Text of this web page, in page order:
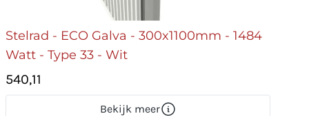
Stelrad - ECO Galva - 300x1100mm - 1484
Watt - Type 33 - Wit
540,11
Bekijk meer